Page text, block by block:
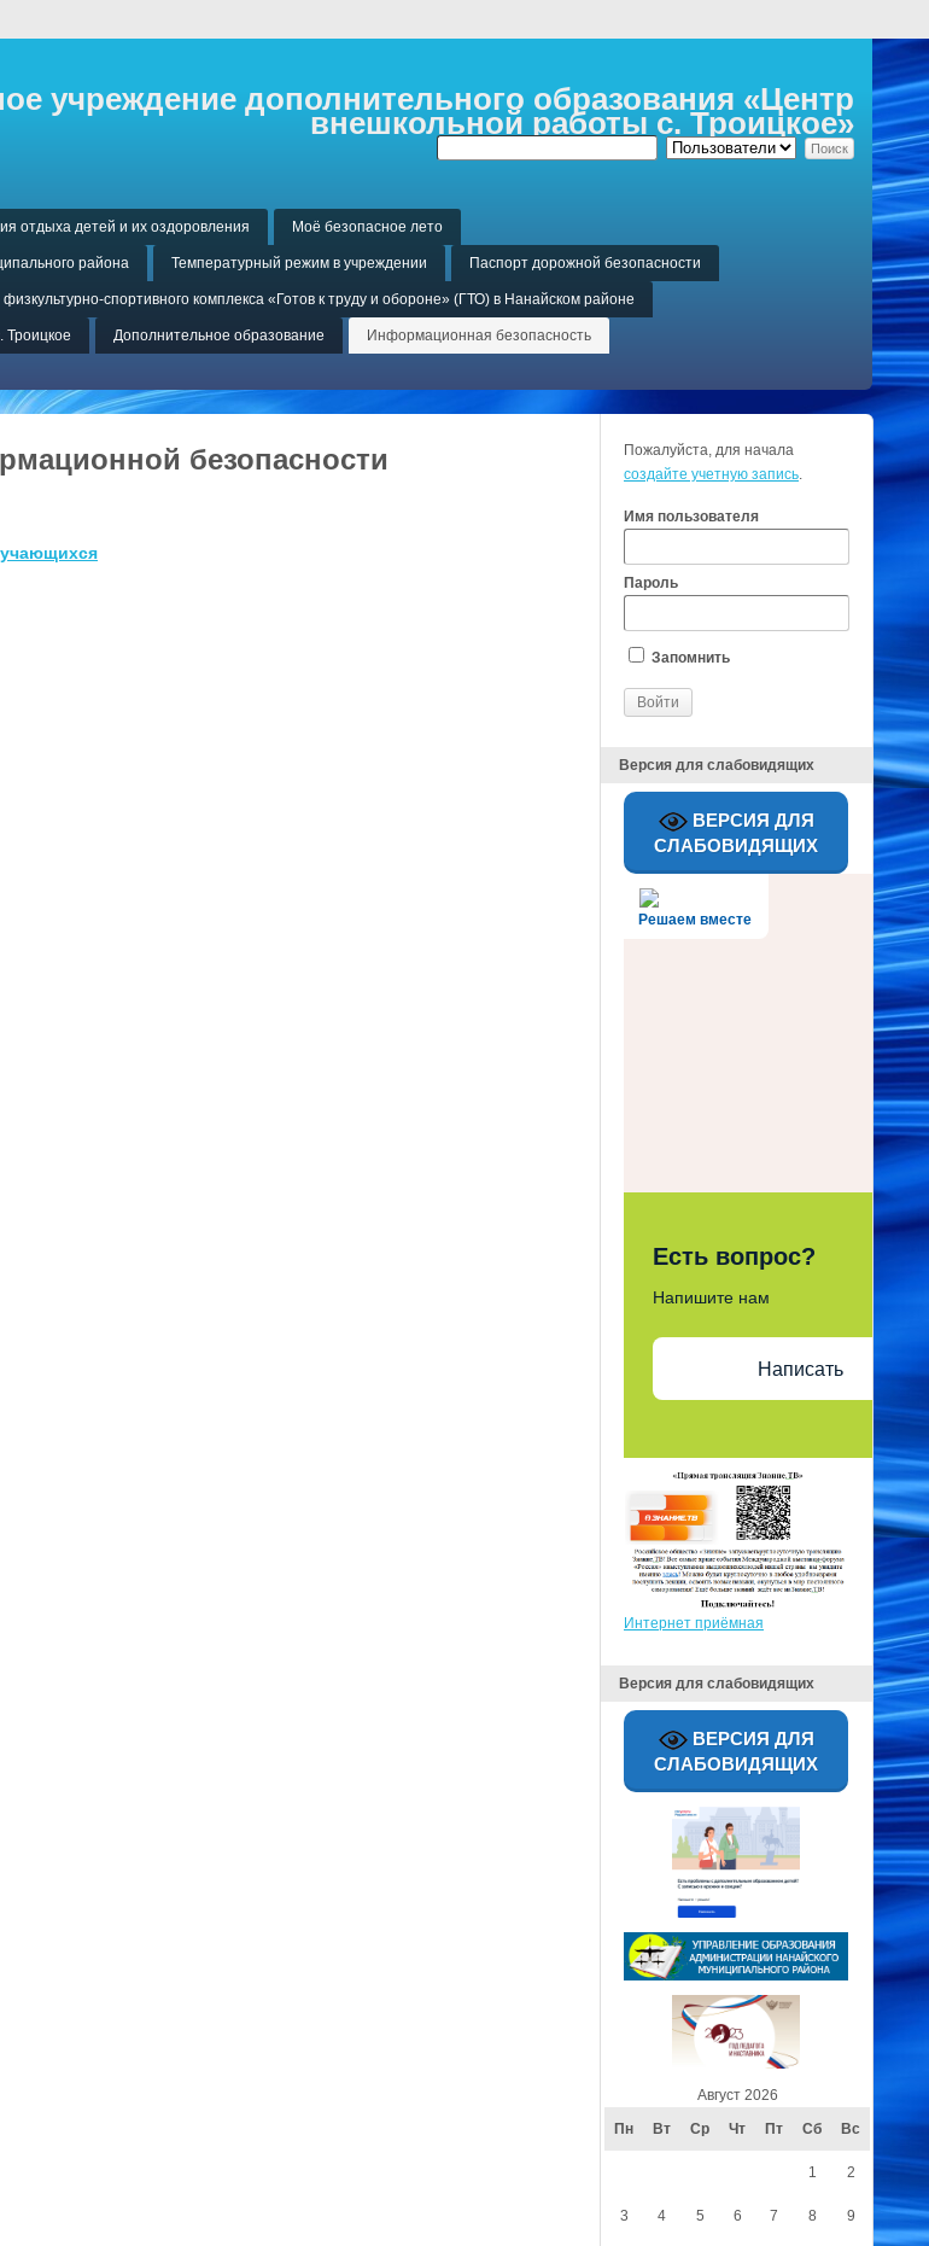
учреждение дополнительного образования «Центр
внешкольной работы с. Троицкое»
отдыха детей и их оздоровления Моё безопасное лето
района Температурный режим в учреждении Паспорт дорожной безопасности
спортивного комплекса «Готов к труду и обороне» (ГТО) в Нанайском районе
Дополнительное образование Информационная безопасность
безопасности
Пожалуйста, для начала
создайте учетную запись.
Имя пользователя
Пароль
Запомнить
Версия для слабовидящих
ВЕРСИЯ ДЛЯ
СЛАБОВИДЯЩИХ
Решаем вместе
Есть вопрос?
Напишите нам
Написать
Интернет приёмная
Версия для слабовидящих
ВЕРСИЯ ДЛЯ
СЛАБОВИДЯЩИХ
Август 2026
Пн
Вт Ср Чт Пт Сб Вс
1 2
3 4 5 6 7 8 9